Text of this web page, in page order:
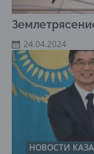
24.04.2024
НОВОСТИ